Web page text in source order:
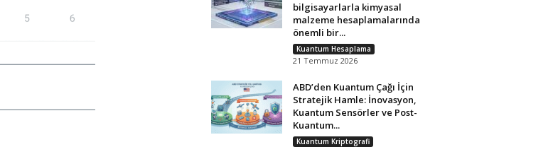
bilgisayarlarla kimyasal
malzeme hesaplamalarında
önemli bir...
Kuantum Hesaplama
21 Temmuz 2026
ABD’den Kuantum Çağı İçin
Stratejik Hamle: İnovasyon,
Kuantum Sensörler ve Post-
Kuantum...
Kuantum Kriptografi